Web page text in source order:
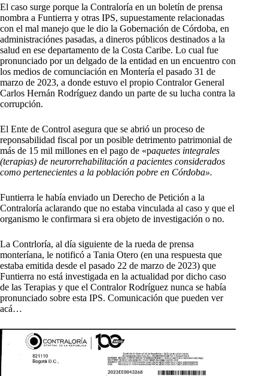
El caso surge porque la Contraloría en un boletín de prensa
nombra a Funtierra y otras IPS, supuestamente relacionadas
con el mal manejo que le dio la Gobernación de Córdoba, en
administraciónes pasadas, a dineros públicos destinados a la
salud en ese departamento de la Costa Caribe. Lo cual fue
pronunciado por un delgado de la entidad en un encuentro con
los medios de comunciación en Montería el pasado 31 de
marzo de 2023, a donde estuvo el propio Contralor General
Carlos Hernán Rodríguez dando un parte de su lucha contra la
corrupción.
El Ente de Control asegura que se abrió un proceso de
reponsabilidad fiscal por un posible detrimento patrimonial de
más de 15 mil millones en el pago de «paquetes integrales
(terapias) de neurorrehabilitación a pacientes considerados
como pertenecientes a la población pobre en Córdoba».
Funtierra le había enviado un Derecho de Petición a la
Contraloría aclarando que no estaba vinculada al caso y que el
organismo le confirmara si era objeto de investigación o no.
La Contrloría, al día siguiente de la rueda de prensa
monteríana, le notificó a Tania Otero (en una respuesta que
estaba emitida desde el pasado 22 de marzo de 2023) que
Funtierra no está investigada en la actualidad por dicho caso
de las Terapias y que el Contralor Rodríguez nunca se había
pronunciado sobre esta IPS. Comunicación que pueden ver
acá…